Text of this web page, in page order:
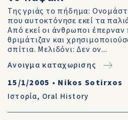
Της γριάς το πήδημα:
που αυτοκτόνησε εκεί τα
Από εκεί οι άνθρωποι
θριμάτιζαν και
σπίτια. Μελιδόνι: Δεν ον...
Ανοιγμα καταχωρισης
15/1/2005 • Nikos Sotirxos
Ιστορία, Oral History